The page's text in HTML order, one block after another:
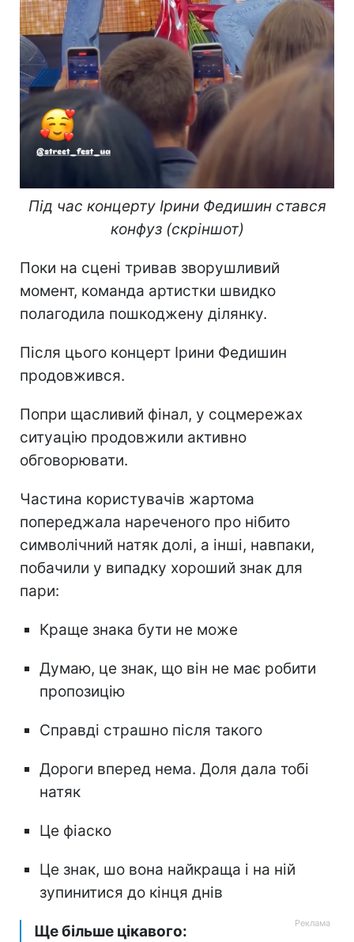
Під час концерту Ірини Федишин стався
конфуз (скріншот)
Поки на сцені тривав зворушливий
момент, команда артистки швидко
полагодила пошкоджену ділянку.
Після цього концерт Ірини Федишин
продовжився.
Попри щасливий фінал, у соцмережах
ситуацію продовжили активно
обговорювати.
Частина користувачів жартома
попереджала нареченого про нібито
символічний натяк долі, а інші, навпаки,
побачили у випадку хороший знак для
пари:
Краще знака бути не може
Думаю, це знак, що він не має робити
пропозицію
Справді страшно після такого
Дороги вперед нема. Доля дала тобі
натяк
Це фіаско
Це знак, шо вона найкраща і на ній
зупинитися до кінця днів
Ще більше цікавого: